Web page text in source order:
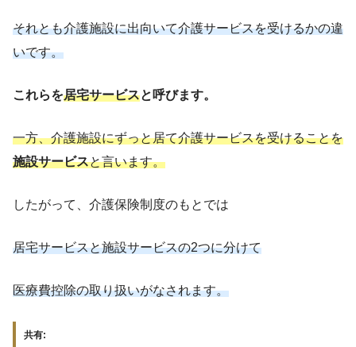
それとも介護施設に出向いて介護サービスを受けるかの違
いです。
これらを居宅サービスと呼びます。
一方、介護施設にずっと居て介護サービスを受けることを
施設サービスと言います。
したがって、介護保険制度のもとでは
居宅サービスと施設サービスの2つに分けて
医療費控除の取り扱いがなされます。
共有: